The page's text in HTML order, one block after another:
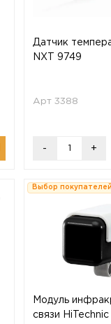
Датчик
NXT 9749
Арт 3388
- +
Выбор покупателей
Модуль
связи HiTechnic